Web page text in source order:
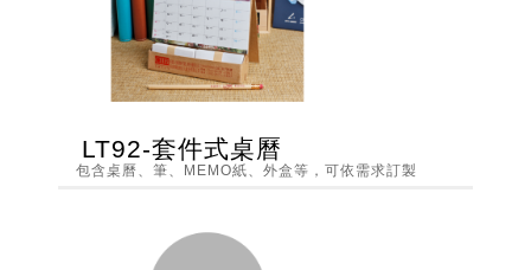
LT92-套件式桌曆
包含桌曆、筆、MEMO紙、外盒等，可依需求訂製